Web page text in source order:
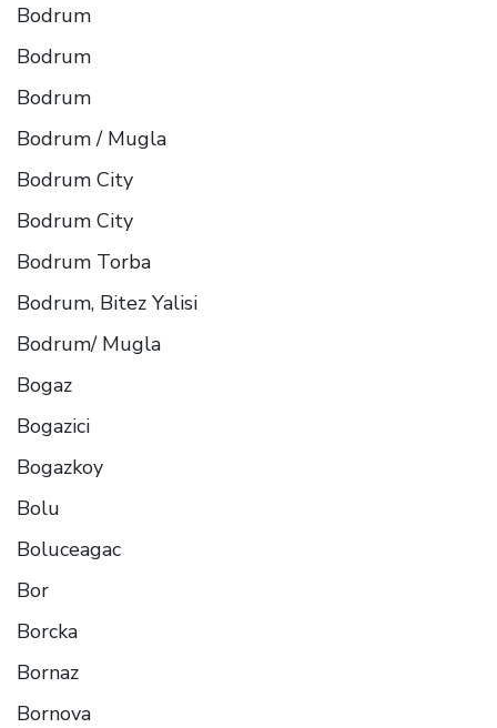
Bodrum
Bodrum
Bodrum
Bodrum / Mugla
Bodrum City
Bodrum City
Bodrum Torba
Bodrum, Bitez Yalisi
Bodrum/ Mugla
Bogaz
Bogazici
Bogazkoy
Bolu
Boluceagac
Bor
Borcka
Bornaz
Bornova